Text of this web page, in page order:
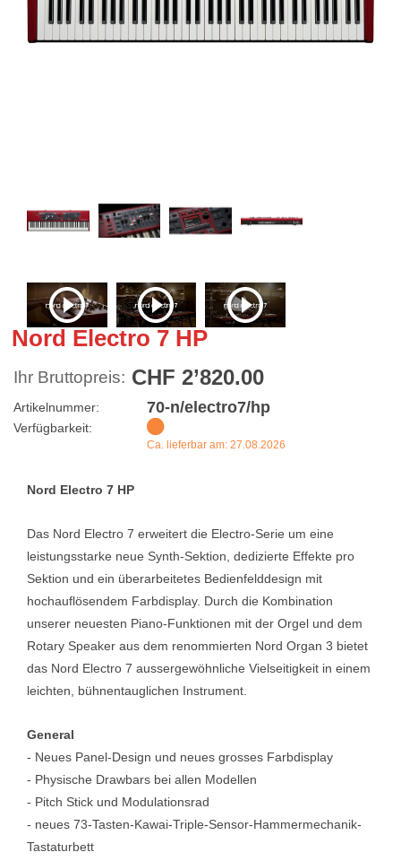
Nord Electro 7 HP
Ihr Bruttopreis: CHF 2’820.00
Artikelnummer: 70-n/electro7/hp
Verfügbarkeit:
Ca. lieferbar am: 27.08.2026
Nord Electro 7 HP
Das Nord Electro 7 erweitert die Electro-Serie um eine
leistungsstarke neue Synth-Sektion, dedizierte Effekte pro
Sektion und ein überarbeitetes Bedienfelddesign mit
hochauflösendem Farbdisplay. Durch die Kombination
unserer neuesten Piano-Funktionen mit der Orgel und dem
Rotary Speaker aus dem renommierten Nord Organ 3 bietet
das Nord Electro 7 aussergewöhnliche Vielseitigkeit in einem
leichten, bühnentauglichen Instrument.
General
- Neues Panel-Design und neues grosses Farbdisplay
- Physische Drawbars bei allen Modellen
- Pitch Stick und Modulationsrad
- neues 73-Tasten-Kawai-Triple-Sensor-Hammermechanik-
Tastaturbett